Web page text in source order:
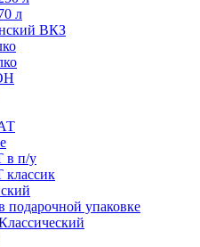
л
ВКЗ
в п/у
подарочной упаковке